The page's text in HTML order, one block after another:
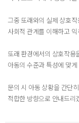
그중 또래와의 실제 상호
사회적 관계를 이해하고
또래 환경에서의 상호작용
아동의 수준과 특성에 맞
문의 시 아동 상황을 간단
적합한 방향으로 안내드리